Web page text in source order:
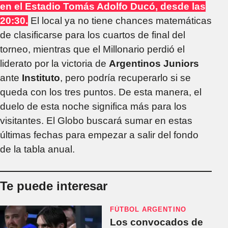
en el Estadio Tomás Adolfo Ducó, desde las
20:30. El local ya no tiene chances matemáticas
de clasificarse para los cuartos de final del
torneo, mientras que el Millonario perdió el
liderato por la victoria de Argentinos Juniors
ante Instituto, pero podría recuperarlo si se
queda con los tres puntos. De esta manera, el
duelo de esta noche significa más para los
visitantes. El Globo buscará sumar en estas
últimas fechas para empezar a salir del fondo
de la tabla anual.
Te puede interesar
FÚTBOL ARGENTINO
Los convocados de